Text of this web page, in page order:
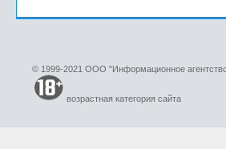
© 1999-2021 ООО "Информационное
возрастная категория сайта